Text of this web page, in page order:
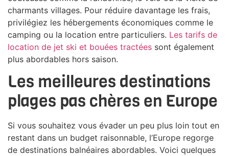
charmants villages. Pour réduire davantage les frais,
privilégiez les hébergements économiques comme le
camping ou la location entre particuliers. Les tarifs de
location de jet ski et bouées tractées sont également
plus abordables hors saison.
Les meilleures destinations
plages pas chères en Europe
Si vous souhaitez vous évader un peu plus loin tout en
restant dans un budget raisonnable, l’Europe regorge
de destinations balnéaires abordables. Voici quelques